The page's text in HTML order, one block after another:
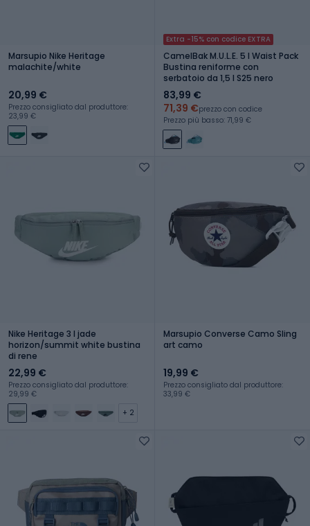
Marsupio Nike Heritage
malachite/white
20,99 €
Prezzo consigliato dal produttore:
23,99 €
Extra -15% con codice EXTRA
CamelBak M.U.L.E. 5 l Waist Pack
Bustina reniforme con
serbatoio da 1,5 l S25 nero
83,99 €
71,39 €prezzo con codice
Prezzo più basso: 71,99 €
Nike Heritage 3 l jade
horizon/summit white bustina
di rene
22,99 €
Prezzo consigliato dal produttore:
29,99 €
+ 2
Marsupio Converse Camo Sling
art camo
19,99 €
Prezzo consigliato dal produttore:
33,99 €